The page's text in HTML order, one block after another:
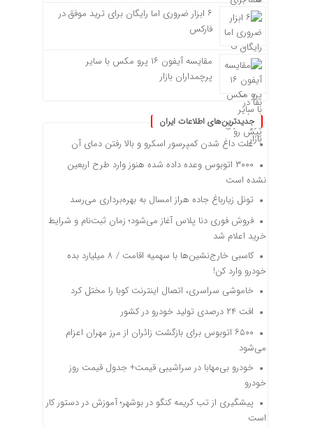
۶ ابزار ضروری اما رایگان برای ترید موفق در
فارکس
مقایسه آیفون ۱۶ پرو مکس با سایر
پرچمداران بازار
جدیدترین‌های اطلاعات ایران
علت داغ شدن کمپرسور اسکرو و بالا رفتن دمای آن
۳۰۰۰ اتوبوس وعده داده شده هنوز وارد طرح اربعین
نشده است
تونل زیارباغ جاده هراز امسال به بهره‌برداری می‌رسد
فروش فوری دنا پلاس آغاز می‌شود؛ زمان ثبت‌نام و شرایط
خرید اعلام شد
کاسبی خارج‌نشین‌ها با سهمیه اقامت / ۸ میلیارد بده
خودرو وارد کن!
خاموشی سراسری، اتصال اینترنت کوبا را مختل کرد
افت ۲۴ درصدی تولید خودرو در کشور
۶۵۰۰ اتوبوس برای بازگشت زائران از مرز مهران اعزام
می‌شود
خودرو بی‌مهابا در سراشیبی قیمت+ جدول قیمت روز
خودرو
پیشگیری از تب کریمه کنگو در بوشهر؛ آموزش در دستور کار
است